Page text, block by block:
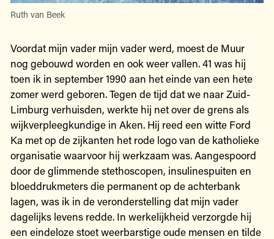
Ruth van Beek
Voordat mijn vader mijn vader werd, moest de Muur
nog gebouwd worden en ook weer vallen. 41 was hij
toen ik in september 1990 aan het einde van een hete
zomer werd geboren. Tegen de tijd dat we naar Zuid-
Limburg verhuisden, werkte hij net over de grens als
wijkverpleegkundige in Aken. Hij reed een witte Ford
Ka met op de zijkanten het rode logo van de katholieke
organisatie waarvoor hij werkzaam was. Aangespoord
door de glimmende stethoscopen, insulinespuiten en
bloeddrukmeters die permanent op de achterbank
lagen, was ik in de veronderstelling dat mijn vader
dagelijks levens redde. In werkelijkheid verzorgde hij
een eindeloze stoet weerbarstige oude mensen en tilde